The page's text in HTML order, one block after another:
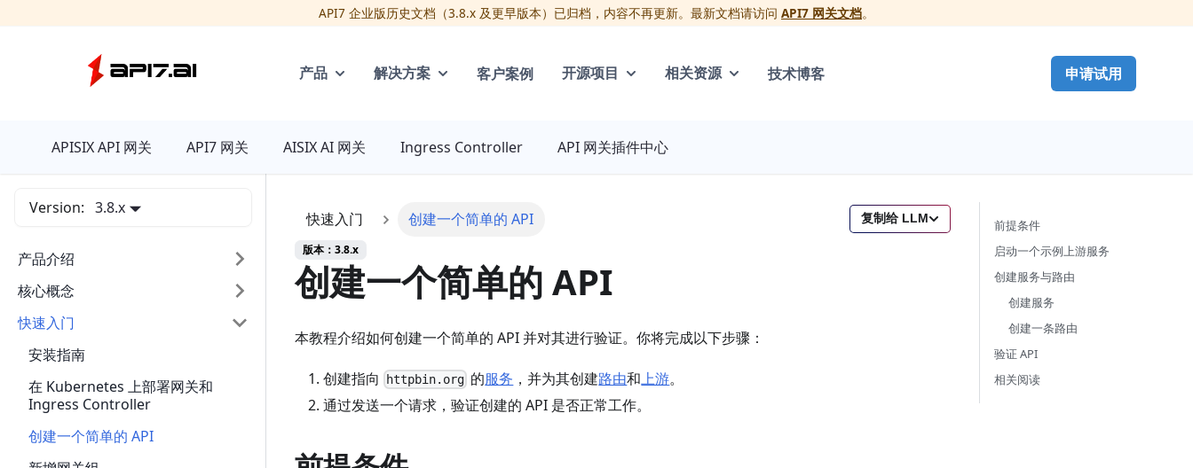
API7 企业版历史文档（3.8.x 及更早版本）已归档，内容不再更新。最新文档请访问 API7 网关文档。
产品 解决方案 客户案例 开源项目 相关资源 技术博客 申请试用
APISIX API 网关 API7 网关 AISIX AI 网关 Ingress Controller API 网关插件中心
Version: 3.8.x
产品介绍
核心概念
快速入门
安装指南
在 Kubernetes 上部署网关和
Ingress Controller
创建一个简单的 API
快速入门 创建一个简单的 API 复制给 LLM
版本：3.8.x
创建一个简单的 API
本教程介绍如何创建一个简单的 API 并对其进行验证。你将完成以下步骤：
创建指向 httpbin.org 的服务 ，并为其创建路由和上游。
通过发送一个请求，验证创建的 API 是否正常工作。
前提条件
启动一个示例上游服务
创建服务与路由
创建服务
创建一条路由
验证 API
相关阅读